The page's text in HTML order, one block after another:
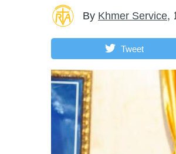
ByKhmer Service,
Tweet